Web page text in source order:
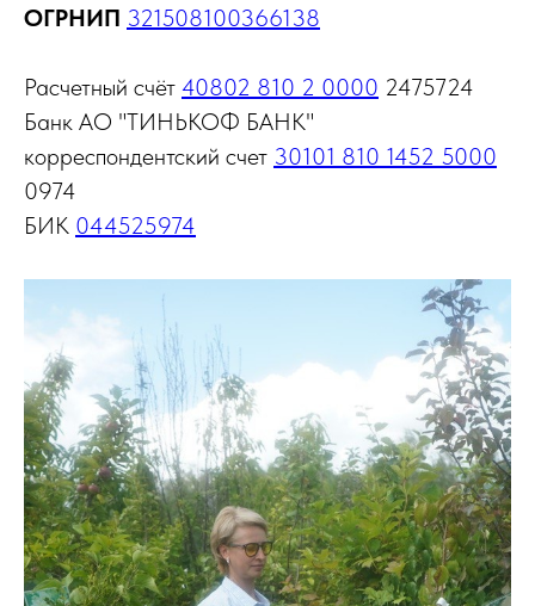
ОГРНИП 321508100366138
Расчетный счёт 40802 810 2 0000 2475724
Банк АО "ТИНЬКОФ БАНК"
корреспондентский счет 30101 810 1452 5000
0974
БИК 044525974